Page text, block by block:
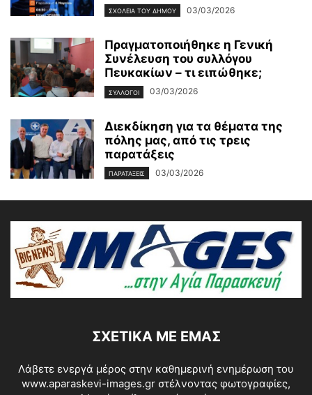
ΣΧΟΛΕΙΑ ΤΟΥ ΔΗΜΟΥ 03/03/2026
Πραγματοποιήθηκε η Γενική
Συνέλευση του συλλόγου
Πευκακίων – τι ειπώθηκε;
ΣΥΛΛΟΓΟΙ 03/03/2026
Διεκδίκηση για τα θέματα της
πόλης μας, από τις τρεις
παρατάξεις
ΠΑΡΑΤΑΞΕΙΣ 03/03/2026
ΣΧΕΤΙΚΆ ΜΕ ΕΜΆΣ
Λάβετε ενεργά μέρος στην καθημερινή ενημέρωση του
www.aparaskevi-images.gr στέλνοντας φωτογραφίες,